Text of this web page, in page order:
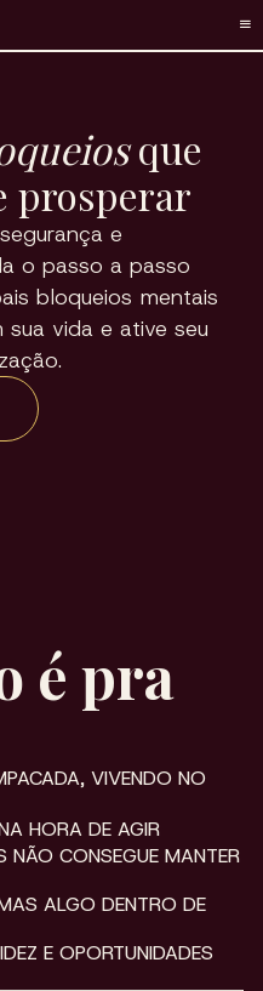
que
prosperar
e
o passo a passo
bloqueios mentais
vida e ative seu
é pra
VIVENDO NO
HORA DE AGIR
NÃO CONSEGUE MANTER
ALGO DENTRO DE
E OPORTUNIDADES